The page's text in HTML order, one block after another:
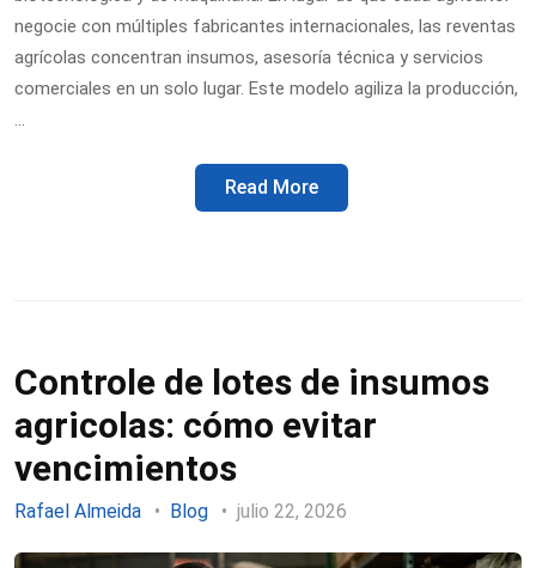
negocie con múltiples fabricantes internacionales, las reventas
agrícolas concentran insumos, asesoría técnica y servicios
comerciales en un solo lugar. Este modelo agiliza la producción,
…
Read More
Controle de lotes de insumos
agricolas: cómo evitar
vencimientos
Rafael Almeida Blog julio 22, 2026